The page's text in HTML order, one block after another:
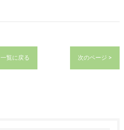
一覧に戻る 次のページ >